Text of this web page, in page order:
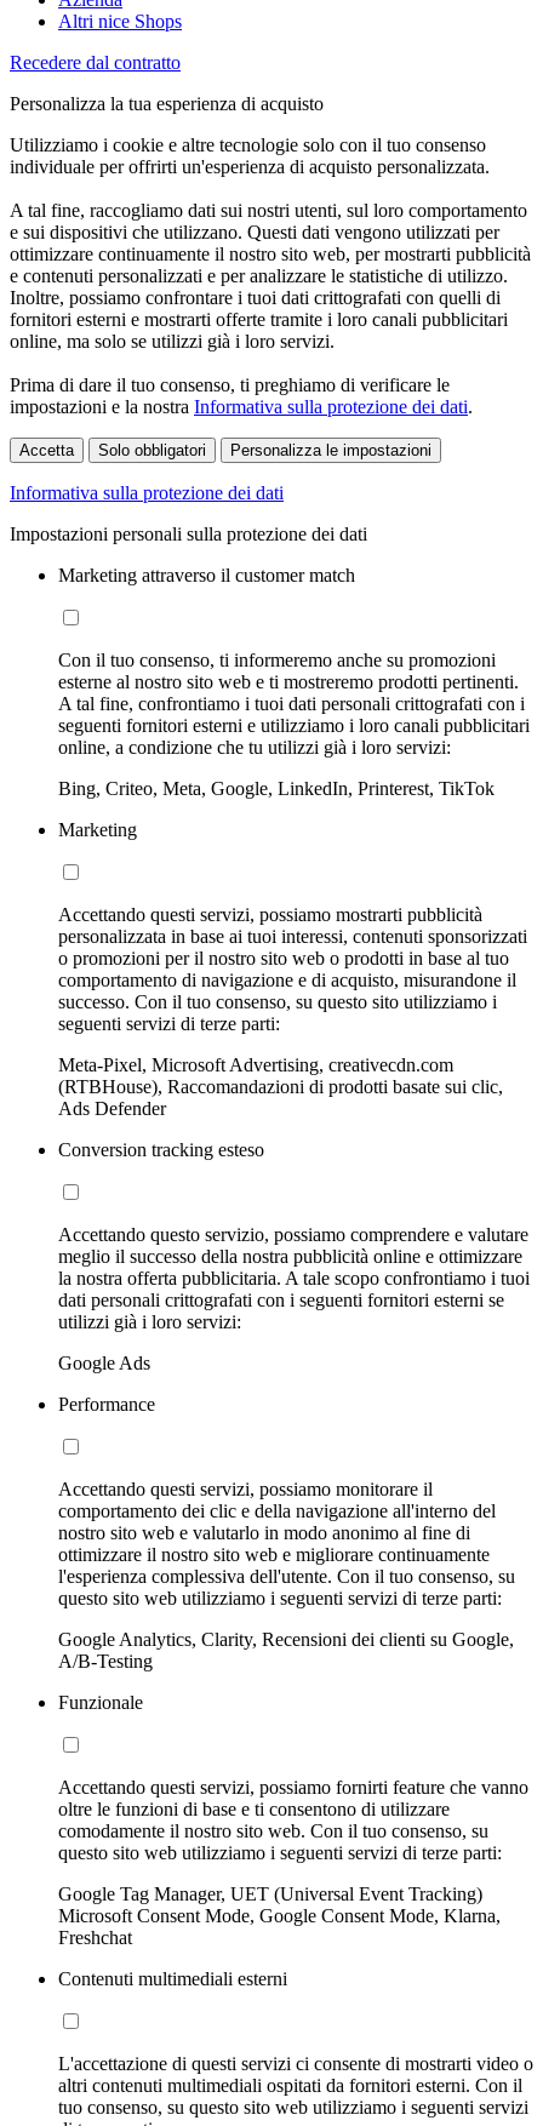
Altri nice Shops
Recedere dal contratto
Personalizza la tua esperienza di acquisto
Utilizziamo i cookie e altre tecnologie solo con il tuo consenso
individuale per offrirti un'esperienza di acquisto personalizzata.
A tal fine, raccogliamo dati sui nostri utenti, sul loro comportamento
e sui dispositivi che utilizzano. Questi dati vengono utilizzati per
ottimizzare continuamente il nostro sito web, per mostrarti pubblicità
e contenuti personalizzati e per analizzare le statistiche di utilizzo.
Inoltre, possiamo confrontare i tuoi dati crittografati con quelli di
fornitori esterni e mostrarti offerte tramite i loro canali pubblicitari
online, ma solo se utilizzi già i loro servizi.
Prima di dare il tuo consenso, ti preghiamo di verificare le
impostazioni e la nostra Informativa sulla protezione dei dati.
Accetta Solo obbligatori Personalizza le impostazioni
Informativa sulla protezione dei dati
Impostazioni personali sulla protezione dei dati
Marketing attraverso il customer match
Con il tuo consenso, ti informeremo anche su promozioni
esterne al nostro sito web e ti mostreremo prodotti pertinenti.
A tal fine, confrontiamo i tuoi dati personali crittografati con i
seguenti fornitori esterni e utilizziamo i loro canali pubblicitari
online, a condizione che tu utilizzi già i loro servizi:
Bing, Criteo, Meta, Google, LinkedIn, Printerest, TikTok
Marketing
Accettando questi servizi, possiamo mostrarti pubblicità
personalizzata in base ai tuoi interessi, contenuti sponsorizzati
o promozioni per il nostro sito web o prodotti in base al tuo
comportamento di navigazione e di acquisto, misurandone il
successo. Con il tuo consenso, su questo sito utilizziamo i
seguenti servizi di terze parti:
Meta-Pixel, Microsoft Advertising, creativecdn.com
(RTBHouse), Raccomandazioni di prodotti basate sui clic,
Ads Defender
Conversion tracking esteso
Accettando questo servizio, possiamo comprendere e valutare
meglio il successo della nostra pubblicità online e ottimizzare
la nostra offerta pubblicitaria. A tale scopo confrontiamo i tuoi
dati personali crittografati con i seguenti fornitori esterni se
utilizzi già i loro servizi:
Google Ads
Performance
Accettando questi servizi, possiamo monitorare il
comportamento dei clic e della navigazione all'interno del
nostro sito web e valutarlo in modo anonimo al fine di
ottimizzare il nostro sito web e migliorare continuamente
l'esperienza complessiva dell'utente. Con il tuo consenso, su
questo sito web utilizziamo i seguenti servizi di terze parti:
Google Analytics, Clarity, Recensioni dei clienti su Google,
A/B-Testing
Funzionale
Accettando questi servizi, possiamo fornirti feature che vanno
oltre le funzioni di base e ti consentono di utilizzare
comodamente il nostro sito web. Con il tuo consenso, su
questo sito web utilizziamo i seguenti servizi di terze parti:
Google Tag Manager, UET (Universal Event Tracking)
Microsoft Consent Mode, Google Consent Mode, Klarna,
Freshchat
Contenuti multimediali esterni
L'accettazione di questi servizi ci consente di mostrarti video o
altri contenuti multimediali ospitati da fornitori esterni. Con il
tuo consenso, su questo sito web utilizziamo i seguenti servizi